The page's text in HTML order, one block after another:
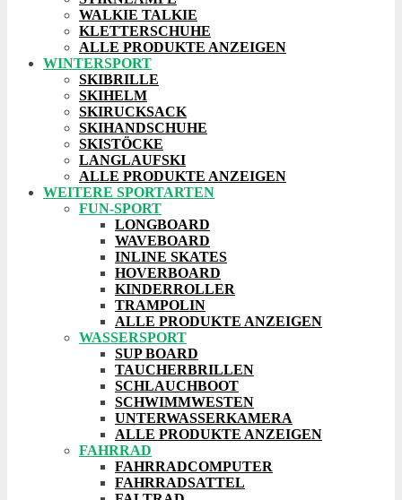
WALKIE TALKIE
KLETTERSCHUHE
ALLE PRODUKTE ANZEIGEN
WINTERSPORT
SKIBRILLE
SKIHELM
SKIRUCKSACK
SKIHANDSCHUHE
SKISTÖCKE
LANGLAUFSKI
ALLE PRODUKTE ANZEIGEN
WEITERE SPORTARTEN
FUN-SPORT
LONGBOARD
WAVEBOARD
INLINE SKATES
HOVERBOARD
KINDERROLLER
TRAMPOLIN
ALLE PRODUKTE ANZEIGEN
WASSERSPORT
SUP BOARD
TAUCHERBRILLEN
SCHLAUCHBOOT
SCHWIMMWESTEN
UNTERWASSERKAMERA
ALLE PRODUKTE ANZEIGEN
FAHRRAD
FAHRRADCOMPUTER
FAHRRADSATTEL